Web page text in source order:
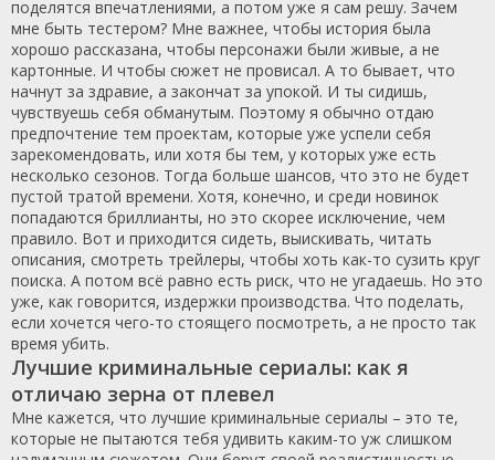
поделятся впечатлениями, а потом уже я сам решу. Зачем
мне быть тестером? Мне важнее, чтобы история была
хорошо рассказана, чтобы персонажи были живые, а не
картонные. И чтобы сюжет не провисал. А то бывает, что
начнут за здравие, а закончат за упокой. И ты сидишь,
чувствуешь себя обманутым. Поэтому я обычно отдаю
предпочтение тем проектам, которые уже успели себя
зарекомендовать, или хотя бы тем, у которых уже есть
несколько сезонов. Тогда больше шансов, что это не будет
пустой тратой времени. Хотя, конечно, и среди новинок
попадаются бриллианты, но это скорее исключение, чем
правило. Вот и приходится сидеть, выискивать, читать
описания, смотреть трейлеры, чтобы хоть как-то сузить круг
поиска. А потом всё равно есть риск, что не угадаешь. Но это
уже, как говорится, издержки производства. Что поделать,
если хочется чего-то стоящего посмотреть, а не просто так
время убить.
Лучшие криминальные сериалы: как я
отличаю зерна от плевел
Мне кажется, что лучшие криминальные сериалы – это те,
которые не пытаются тебя удивить каким-то уж слишком